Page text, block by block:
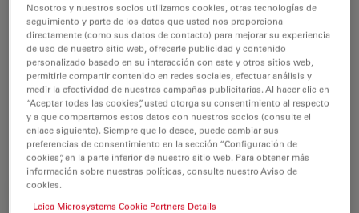
Objetivo de microscopio N PLAN 5x/0,12
N.º de producto 11506302
El objetivo N PLAN 5x/0,12 tiene un aumento de 5X y
una apertura numérica de 0,12 mm. Para uso en medio
seco y con una rosca de objetivo de M25 con una
distancia de trabajo libre de 0,3 mm y un FN de 20.
REQUEST FOR QUOTE
Nosotros y nuestros socios utilizamos cookies, otras tecnologías de
seguimiento y parte de los datos que usted nos proporciona
directamente (como sus datos de contacto) para mejorar su experiencia
de uso de nuestro sitio web, ofrecerle publicidad y contenido
personalizado basado en su interacción con este y otros sitios web,
permitirle compartir contenido en redes sociales, efectuar análisis y
medir la efectividad de nuestras campañas publicitarias. Al hacer clic en
“Aceptar todas las cookies”, usted otorga su consentimiento al respecto
y a que compartamos estos datos con nuestros socios (consulte el
enlace siguiente). Siempre que lo desee, puede cambiar sus
preferencias de consentimiento en la sección “Configuración de
cookies”, en la parte inferior de nuestro sitio web. Para obtener más
información sobre nuestras políticas, consulte nuestro Aviso de
cookies.
Leica Microsystems Cookie Partners Details